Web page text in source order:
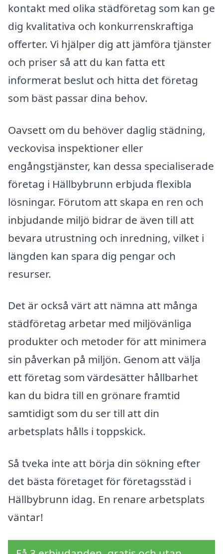
kontakt med olika städföretag som kan ge
dig kvalitativa och konkurrenskraftiga
offerter. Vi hjälper dig att jämföra tjänster
och priser så att du kan fatta ett
informerat beslut och hitta det företag
som bäst passar dina behov.
Oavsett om du behöver daglig städning,
veckovisa inspektioner eller
engångstjänster, kan dessa specialiserade
företag i Hällbybrunn erbjuda flexibla
lösningar. Förutom att skapa en ren och
inbjudande miljö bidrar de även till att
bevara utrustning och inredning, vilket i
längden kan spara dig pengar och
resurser.
Det är också värt att nämna att många
städföretag arbetar med miljövänliga
produkter och metoder för att minimera
sin påverkan på miljön. Genom att välja
ett företag som värdesätter hållbarhet
kan du bidra till en grönare framtid
samtidigt som du ser till att din
arbetsplats hålls i toppskick.
Så tveka inte att börja din sökning efter
det bästa företaget för företagsstäd i
Hällbybrunn idag. En renare arbetsplats
väntar!